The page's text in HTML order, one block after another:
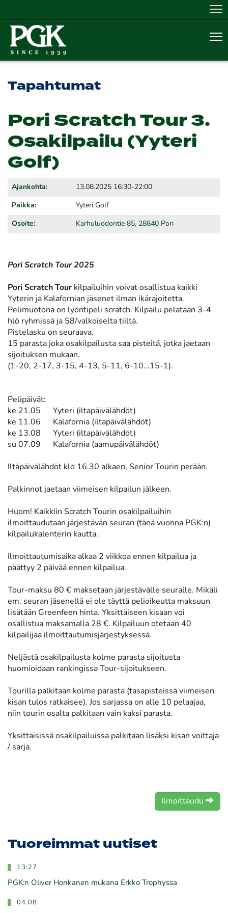
Tapahtumat
Pori Scratch Tour 3.
Osakilpailu (Yyteri
Golf)
Ajankohta: 13.08.2025 16:30-22:00
Paikka: Yyteri Golf
Osoite: Karhuluodontie 85, 28840 Pori
Pori Scratch Tour 2025
Pori Scratch Tour kilpailuihin voivat osallistua kaikki
Yyterin ja Kalafornian jäsenet ilman ikärajoitetta.
Pelimuotona on lyöntipeli scratch. Kilpailu pelataan 3-4
hlö ryhmissä ja 58/valkoiselta tiiltä.
Pistelasku on seuraava.
15 parasta joka osakilpailusta saa pisteitä, jotka jaetaan
sijoituksen mukaan.
(1-20, 2-17, 3-15, 4-13, 5-11, 6-10...15-1).
Pelipäivät:
ke 21.05 Yyteri (iltapäivälähdöt)
ke 11.06 Kalafornia (iltapäivälähdöt)
ke 13.08 Yyteri (iltapäivälähdöt)
su 07.09 Kalafornia (aamupäivälähdöt)
Iltäpäivälähdöt klo 16.30 alkaen, Senior Tourin perään.
Palkinnot jaetaan viimeisen kilpailun jälkeen.
Huom! Kaikkiin Scratch Tourin osakilpailuihin
ilmoittaudutaan järjestävän seuran (tänä vuonna PGK:n)
kilpailukalenterin kautta.
Ilmoittautumisaika alkaa 2 viikkoa ennen kilpailua ja
päättyy 2 päivää ennen kilpailua.
Tour-maksu 80 € maksetaan järjestävälle seuralle. Mikäli
em. seuran jäsenellä ei ole täyttä pelioikeutta maksuun
lisätään Greenfeen hinta. Yksittäiseen kisaan voi
osallistua maksamalla 28 €. Kilpailuun otetaan 40
kilpailijaa ilmoittautumisjärjestyksessä.
Neljästä osakilpailusta kolme parasta sijoitusta
huomioidaan rankingissa Tour-sijoitukseen.
Tourilla palkitaan kolme parasta (tasapisteissä viimeisen
kisan tulos ratkaisee). Jos sarjassa on alle 10 pelaajaa,
niin tourin osalta palkitaan vain kaksi parasta.
Yksittäisissä osakilpailuissa palkitaan lisäksi kisan voittaja
/ sarja.
Ilmoittaudu
Tuoreimmat uutiset
13:27
PGK:n Oliver Honkanen mukana Erkko Trophyssa
04.08.